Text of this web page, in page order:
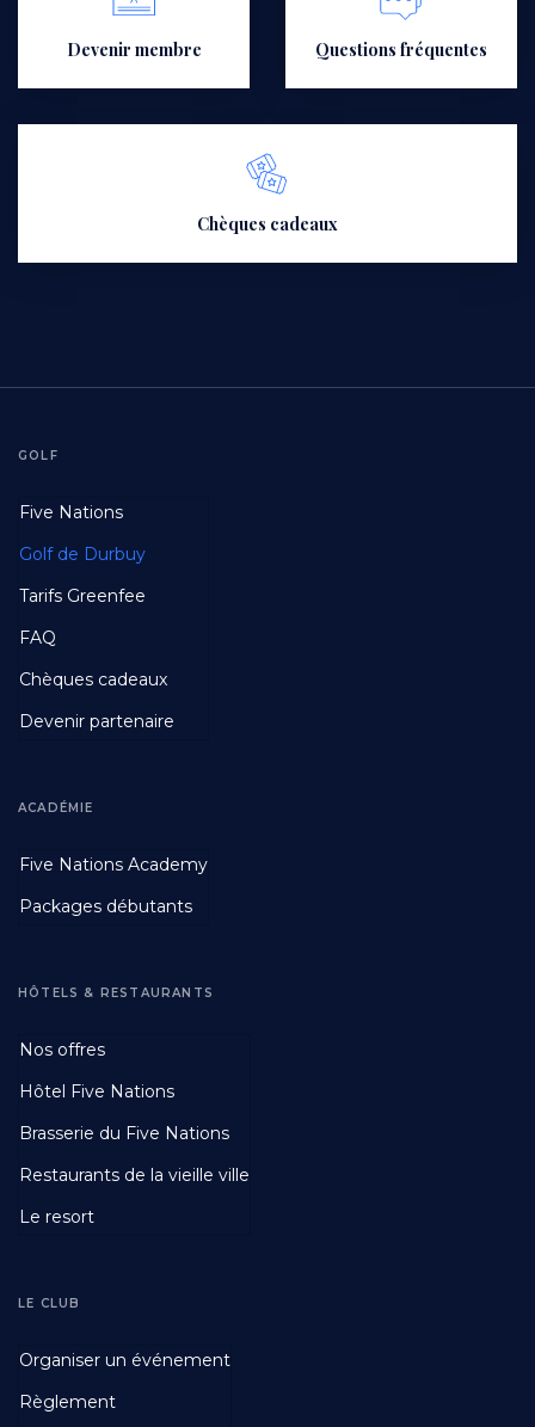
Devenir membre Questions fréquentes
Chèques cadeaux
Footer
First
GOLF
Five Nations
Golf de Durbuy
Tarifs Greenfee
FAQ
Chèques cadeaux
Devenir partenaire
Footer
Second
ACADÉMIE
Five Nations Academy
Packages débutants
Footer
Third
HÔTELS & RESTAURANTS
Nos offres
Hôtel Five Nations
Brasserie du Five Nations
Restaurants de la vieille ville
Le resort
Footer
Fourth
LE CLUB
Organiser un événement
Règlement